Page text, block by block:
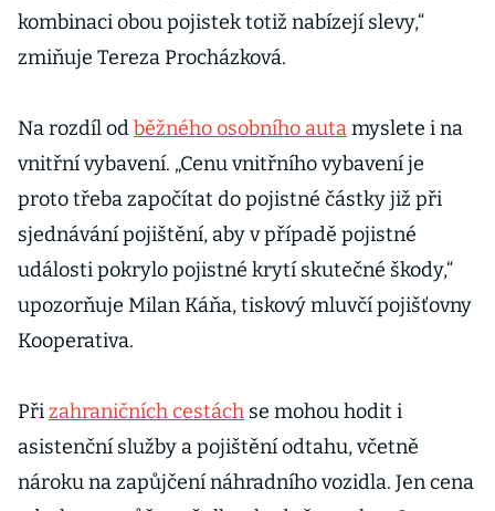
kombinaci obou pojistek totiž nabízejí slevy,“
zmiňuje Tereza Procházková.
Na rozdíl odběžného osobního autamyslete i na
vnitřní vybavení. „Cenu vnitřního vybavení je
proto třeba započítat do pojistné částky již při
sjednávání pojištění, aby v případě pojistné
události pokrylo pojistné krytí skutečné škody,“
upozorňuje Milan Káňa, tiskový mluvčí pojišťovny
Kooperativa.
Přizahraničních cestách se mohou hodit i
asistenční služby a pojištění odtahu, včetně
nároku na zapůjčení náhradního vozidla. Jen cena